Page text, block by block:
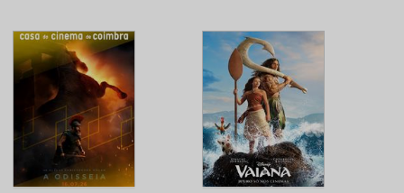
LOJA DA CASA-
MUSEU CAMILO
MAIS INFO
COMPRAR
MAAT
MAIS INFO
COMPRAR